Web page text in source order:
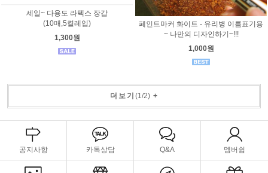
세일~ 다용도 라텍스 장갑
(10매,5켤레입)
1,300원
페인트마커 화이트 - 유리병 이름표기용
~ 나만의 디자인하기~!!!
1,000원
더보기 (1/2)+
공지사항 카톡상담 Q&A 멤버쉽